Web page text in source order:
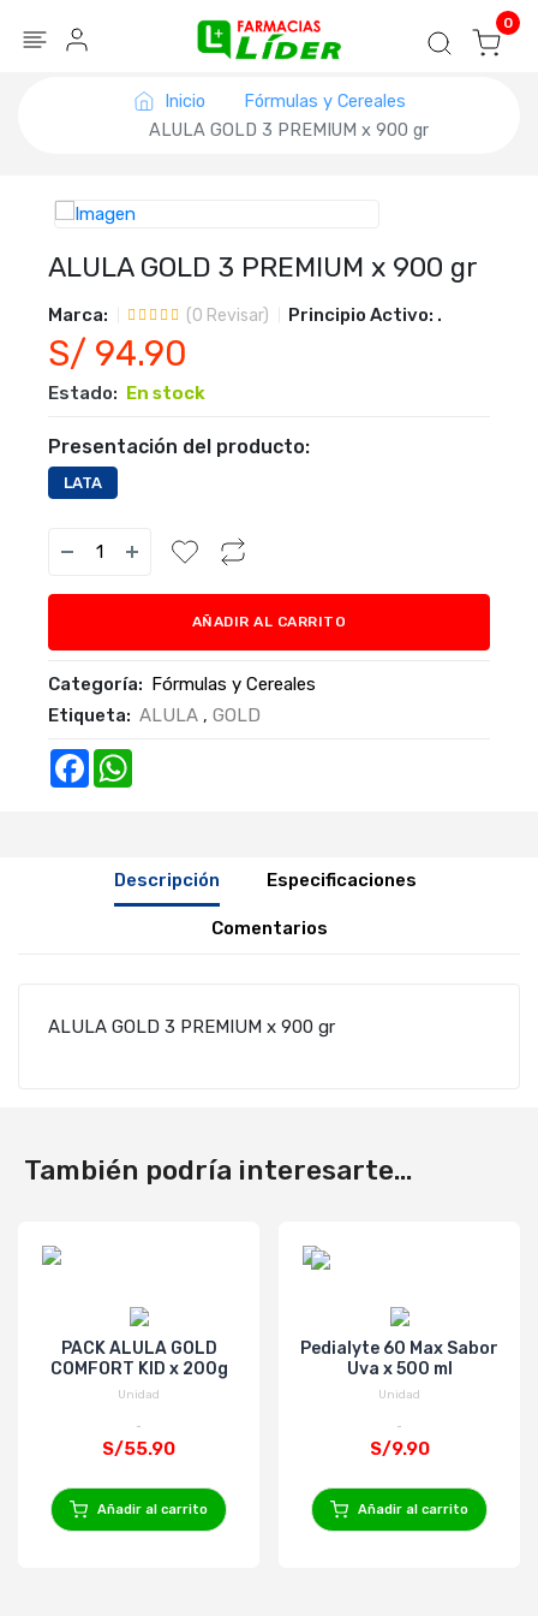
Seguir mi pedido 0
Inicio
Fórmulas y Cereales
ALULA GOLD 3 PREMIUM x 900 gr
ALULA GOLD 3 PREMIUM x 900 gr
Marca: (0 Revisar) Principio Activo: .
S/ 94.90
Estado: En stock
Presentación del producto:
LATA
AÑADIR AL CARRITO
Categoría: Fórmulas y Cereales
Etiqueta: ALULA , GOLD
Facebook
Descripción Especificaciones
Comentarios
ALULA GOLD 3 PREMIUM x 900 gr
También podría interesarte...
PACK ALULA GOLD
COMFORT KID x 200g
Unidad
S/55.90
Añadir al carrito
Pedialyte 60 Max Sabor
Uva x 500 ml
Unidad
S/9.90
Añadir al carrito